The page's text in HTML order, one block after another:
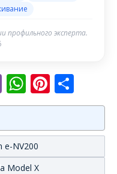
профильного эксперта.
Viber
e-NV200
Model X